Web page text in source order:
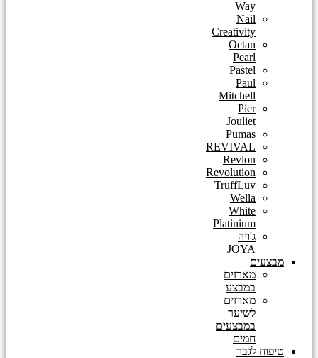
Way
Nail
Creativity
Octan
Pearl
Pastel
Paul
Mitchell
Pier
Jouliet
Pumas
REVIVAL
Revlon
Revolution
TruffLuv
Wella
White
Platinium
ג'ויה
JOYA
מבצעים
מארזים
במבצע
מארזים
לשיער
במבצעים
חמים
טיפוח לגבר